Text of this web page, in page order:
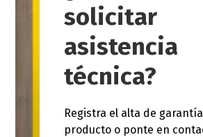
solicitar
asistencia
técnica?
Registra el alta de
producto o ponte en